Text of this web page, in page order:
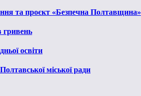
та проєкт «Безпечна Полтавщина»
гривень
освіти
міської ради